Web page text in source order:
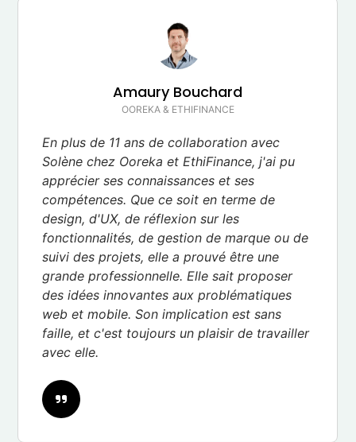
Amaury Bouchard
OOREKA & ETHIFINANCE
En plus de 11 ans de collaboration avec
Solène chez Ooreka et EthiFinance, j'ai pu
apprécier ses connaissances et ses
compétences. Que ce soit en terme de
design, d'UX, de réflexion sur les
fonctionnalités, de gestion de marque ou de
suivi des projets, elle a prouvé être une
grande professionnelle. Elle sait proposer
des idées innovantes aux problématiques
web et mobile. Son implication est sans
faille, et c'est toujours un plaisir de travailler
avec elle.